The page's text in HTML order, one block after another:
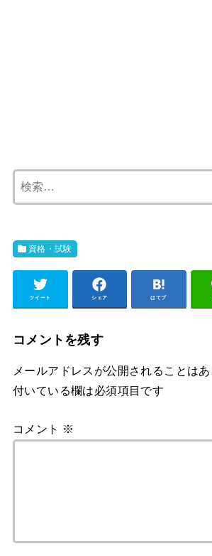
索:
資格・試験
ツイート シェア はてブ
コメントを残す
メールアドレスが公開されることはあ
付いている欄は必須項目です
コメント ※